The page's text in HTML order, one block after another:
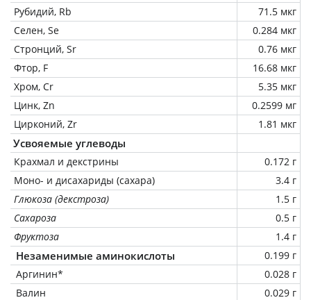
Рубидий, Rb
71.5 мкг
Селен, Se
0.284 мкг
Стронций, Sr
0.76 мкг
Фтор, F
16.68 мкг
Хром, Cr
5.35 мкг
Цинк, Zn
0.2599 мг
Цирконий, Zr
1.81 мкг
Усвояемые углеводы
Крахмал и декстрины
0.172 г
Моно- и дисахариды (сахара)
3.4 г
Глюкоза (декстроза)
1.5 г
Сахароза
0.5 г
Фруктоза
1.4 г
Незаменимые аминокислоты
0.199 г
Аргинин*
0.028 г
Валин
0.029 г